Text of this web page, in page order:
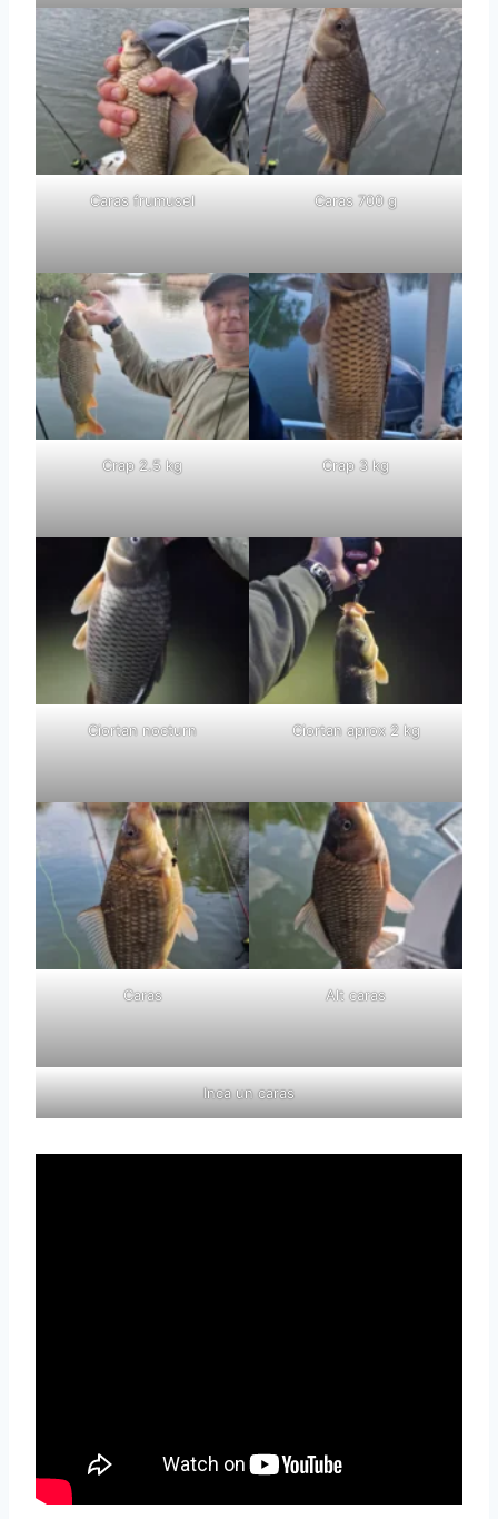
Caras frumusel Caras 700 g
Crap 2.5 kg Crap 3 kg
Ciortan nocturn Ciortan aprox 2 kg
Caras Alt caras
Inca un caras